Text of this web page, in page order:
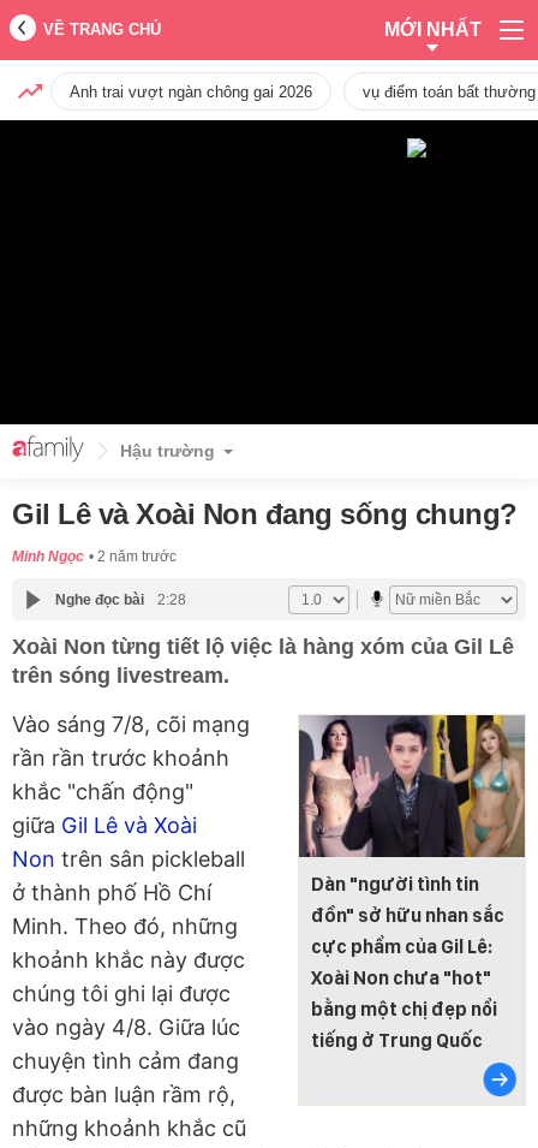
VỀ TRANG CHỦ MỚI NHẤT
Anh trai vượt ngàn chông gai 2026 vụ điểm toán bất
Hậu trường
Gil Lê và Xoài Non đang sống chung?
Minh Ngọc 2 năm trước
Nghe đọc bài 2:28
Xoài Non từng tiết lộ việc là hàng xóm của Gil Lê
trên sóng livestream.
Dàn "người tình tin
đồn" sở hữu nhan sắc
cực phẩm của Gil Lê:
Xoài Non chưa "hot"
bằng một chị đẹp nổi
tiếng ở Trung Quốc
Vào sáng 7/8, cõi mạng
rần rần trước khoảnh
khắc "chấn động"
giữa Gil Lê và Xoài
Non trên sân pickleball
ở thành phố Hồ Chí
Minh. Theo đó, những
khoảnh khắc này được
chúng tôi ghi lại được
vào ngày 4/8. Giữa lúc
chuyện tình cảm đang
được bàn luận rầm rộ,
những khoảnh khắc cũ